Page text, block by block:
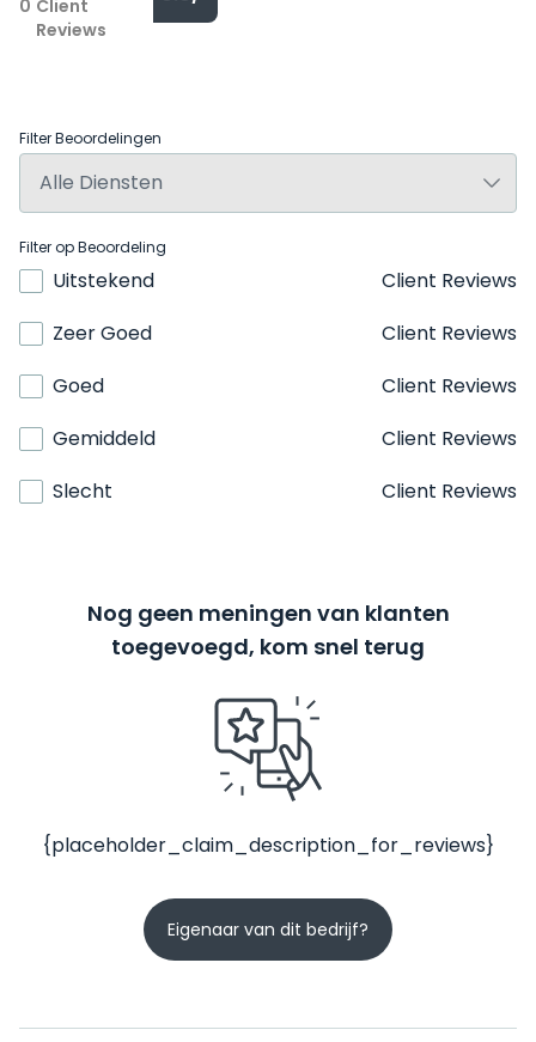
0 Client
Reviews
Filter Beoordelingen
Filter op Beoordeling
Uitstekend
Client Reviews
Zeer Goed
Client Reviews
Goed
Client Reviews
Gemiddeld
Client Reviews
Slecht
Client Reviews
Nog geen meningen van klanten
toegevoegd, kom snel terug
{placeholder_claim_description_for_reviews}
Eigenaar van dit bedrijf?